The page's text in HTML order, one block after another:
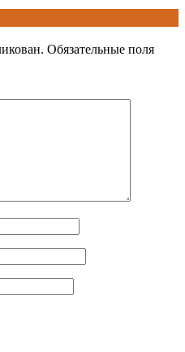
Обязательные поля